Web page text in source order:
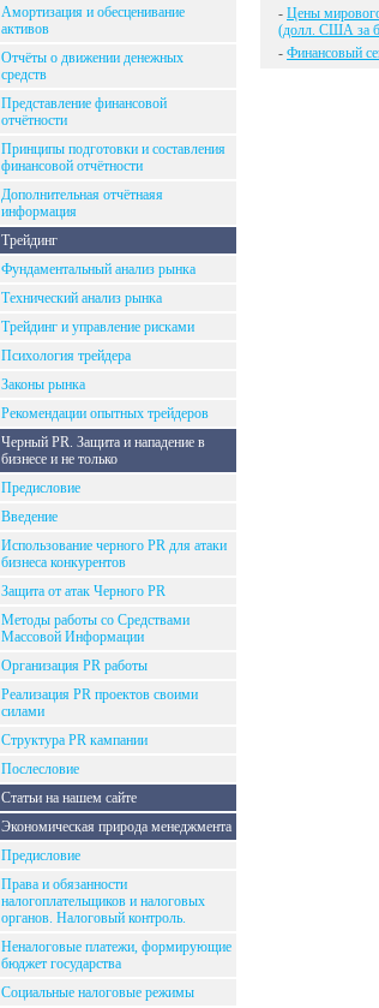
Амортизация и обесценивание
активов
Отчёты о движении денежных
средств
Представление финансовой
отчётности
Принципы подготовки и составления
финансовой отчётности
Дополнительная отчётнаяя
информация
Трейдинг
Фундаментальный анализ рынка
Технический анализ рынка
Трейдинг и управление рисками
Психология трейдера
Законы рынка
Рекомендации опытных трейдеров
Черный PR. Защита и нападение в
бизнесе и не только
Предисловие
Введение
Использование черного PR для атаки
бизнеса конкурентов
Защита от атак Черного PR
Методы работы со Средствами
Массовой Информации
Организация PR работы
Реализация PR проектов своими
силами
Структура PR кампании
Послесловие
Статьи на нашем сайте
Экономическая природа менеджмента
Предисловие
Права и обязанности
налогоплательщиков и налоговых
органов. Налоговый контроль.
Неналоговые платежи, формирующие
бюджет государства
Социальные налоговые режимы
- Цены
(долл. США за
- Финансовый